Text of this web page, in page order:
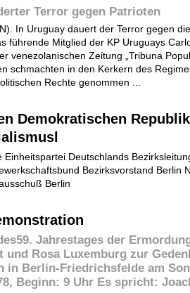
Terror gegen Patrioten
In Uruguay dauert der Terror gegen
führende Mitglied der KP Uruguays
venezolanischen Zeitung „Tribuna
schmachten in den Kerkern des
Rechte genommen ...
Demokratischen
Einheitspartei Deutschlands
Bezirksvorstand Berlin
Berlin
Jahrestages der
und Rosa Luxemburg zur
in Berlin-Friedrichsfelde am
Beginn: 9 Uhr Es spricht: